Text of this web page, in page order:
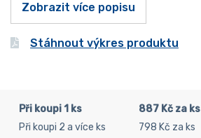
Zobrazit více popisu
Stáhnout výkres produktu
Při koupi 1 ks
887 Kč za ks
Při koupi 2 a více ks
798 Kč za ks